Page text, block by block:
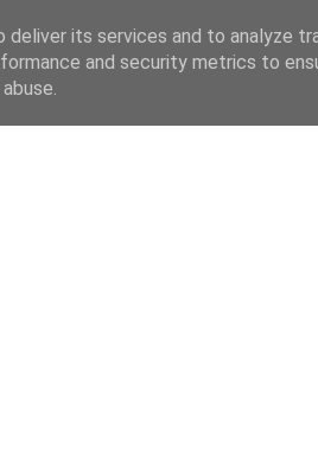
its services and to analyze
and security metrics to